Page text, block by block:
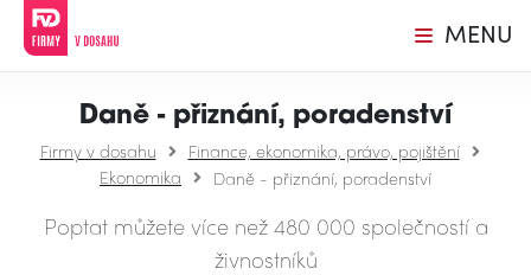
MENU
Daně - přiznání, poradenství
Firmy v dosahu
Finance, ekonomika, právo, pojištění
Ekonomika
Daně - přiznání, poradenství
Poptat můžete více než 480 000 společností a
živnostníků